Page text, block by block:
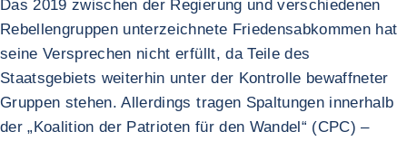
Das 2019 zwischen der Regierung und verschiedenen
Rebellengruppen unterzeichnete Friedensabkommen hat
seine Versprechen nicht erfüllt, da Teile des
Staatsgebiets weiterhin unter der Kontrolle bewaffneter
Gruppen stehen. Allerdings tragen Spaltungen innerhalb
der „Koalition der Patrioten für den Wandel“ (CPC) –